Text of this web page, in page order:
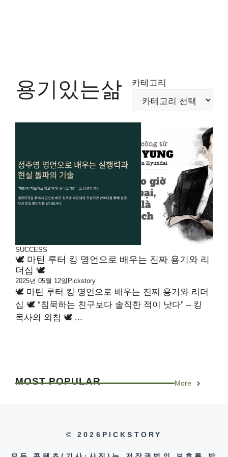
용기있는삶 카테고리
SUCCESS
🕊 마틴 루터 킹 명언으로 배우는 진짜 용기와 리
더십 🕊
2025년 05월 12일 Pickstory
🕊 마틴 루터 킹 명언으로 배우는 진짜 용기와 리더
십 🕊 “침묵하는 친구보다 솔직한 적이 낫다” – 킹
목사의 외침 🕊 ...
MOSTPOPULAR More
© 2026PICKSTORY